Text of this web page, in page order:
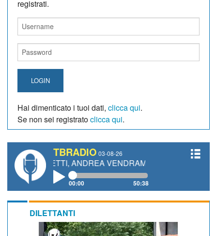
registrati.
LOGIN
Hai dimenticato i tuoi dati, clicca qui.
Se non sei registratoclicca qui.
TBRADIO 03-08-26
ANDREA VENDRAME, FILIPPO FIORELLI
00:00 50:38
DILETTANTI